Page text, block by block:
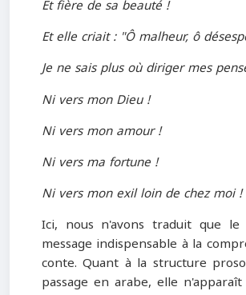
Et fière de sa beauté !
Et elle criait : "Ô malheur, ô
Je ne sais plus où diriger mes
Ni vers mon Dieu !
Ni vers mon amour !
Ni vers ma fortune !
Ni vers mon exil loin de chez moi !
Ici, nous n'avons traduit que le
message indispensable à la
conte. Quant à la structure
passage en arabe, elle